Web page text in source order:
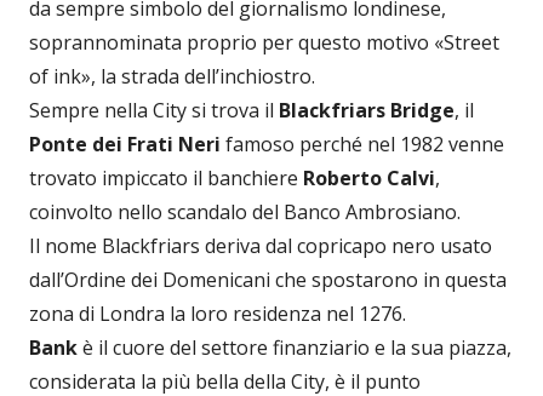
da sempre simbolo del giornalismo londinese,
soprannominata proprio per questo motivo «Street
of ink», la strada dell’inchiostro.
Sempre nella City si trova il Blackfriars Bridge, il
Ponte dei Frati Neri famoso perché nel 1982 venne
trovato impiccato il banchiere Roberto Calvi,
coinvolto nello scandalo del Banco Ambrosiano.
Il nome Blackfriars deriva dal copricapo nero usato
dall’Ordine dei Domenicani che spostarono in questa
zona di Londra la loro residenza nel 1276.
Bankè il cuore del settore finanziario e la sua piazza,
considerata la più bella della City, è il punto